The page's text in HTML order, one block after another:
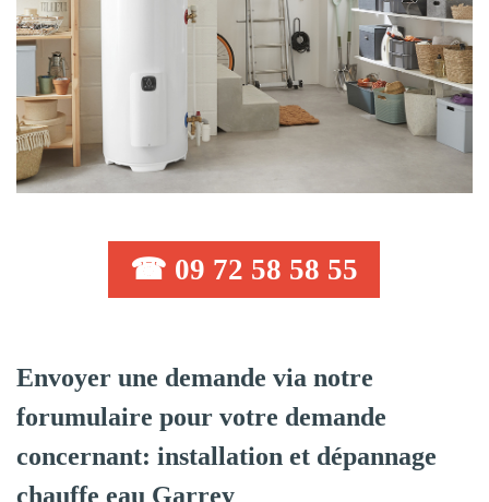
☎ 09 72 58 58 55
Envoyer une demande via notre
forumulaire pour votre demande
concernant: installation et dépannage
chauffe eau Garrey